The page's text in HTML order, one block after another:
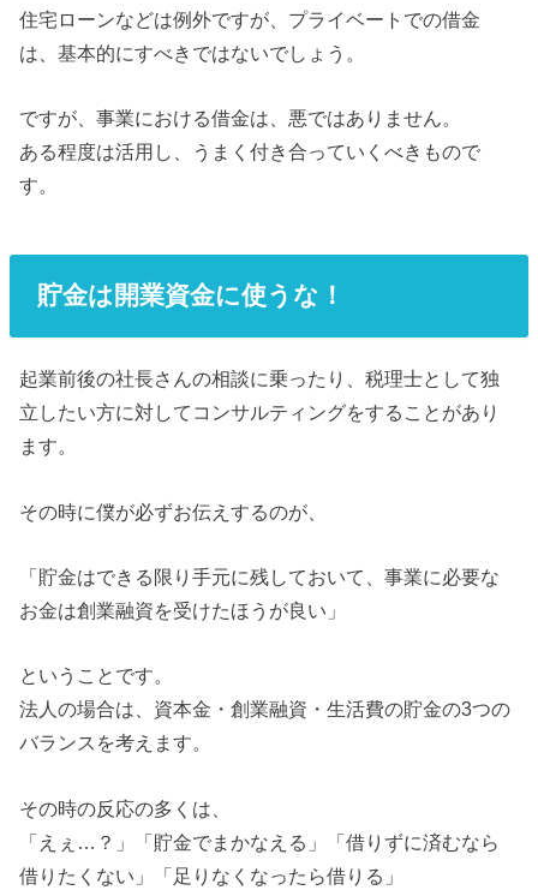
住宅ローンなどは例外ですが、プライベートでの借金
は、基本的にすべきではないでしょう。
ですが、事業における借金は、悪ではありません。
ある程度は活用し、うまく付き合っていくべきもので
す。
貯金は開業資金に使うな！
起業前後の社長さんの相談に乗ったり、税理士として独
立したい方に対してコンサルティングをすることがあり
ます。
その時に僕が必ずお伝えするのが、
「貯金はできる限り手元に残しておいて、事業に必要な
お金は創業融資を受けたほうが良い」
ということです。
法人の場合は、資本金・創業融資・生活費の貯金の3つの
バランスを考えます。
その時の反応の多くは、
「えぇ…？」「貯金でまかなえる」「借りずに済むなら
借りたくない」「足りなくなったら借りる」